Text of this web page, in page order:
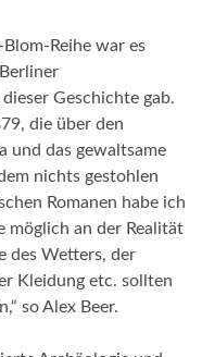
Reihe war es
Geschichte gab.
die über den
und das gewaltsame
nichts gestohlen
Romanen habe ich
möglich an der Realität
des Wetters, der
Kleidung etc. sollten
so Alex Beer.